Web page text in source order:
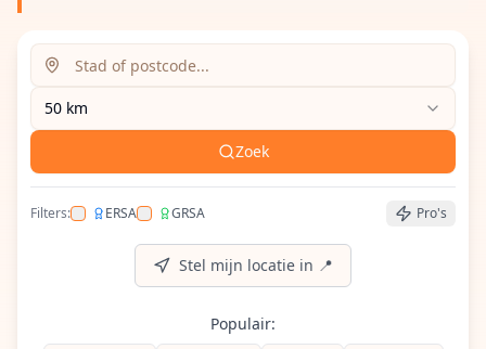
Zoeklocatie (stad of postcode)
Voer een stad, postcode of adres in om
50 km
Zoek
Filters: ERSA
Filter op ERSA (European Racquet Stringers
GRSA
Filter op GRSA (Global Racquet Pro's
Stel mijn locatie in 📍
Populair: